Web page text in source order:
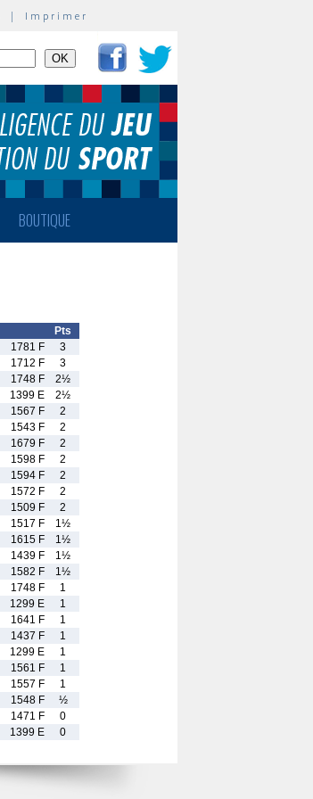
| Imprimer
BOUTIQUE
Pts
1781 F
3
1712 F
3
1748 F
2½
1399 E
2½
1567 F
2
1543 F
2
1679 F
2
1598 F
2
1594 F
2
1572 F
2
1509 F
2
1517 F
1½
1615 F
1½
1439 F
1½
1582 F
1½
1748 F
1
1299 E
1
1641 F
1
1437 F
1
1299 E
1
1561 F
1
1557 F
1
1548 F
½
1471 F
0
1399 E 0